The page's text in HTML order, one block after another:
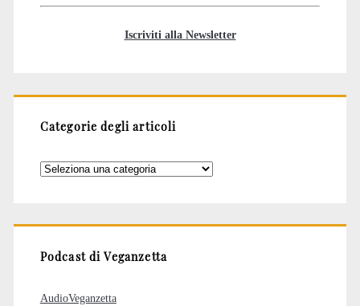
Iscriviti alla Newsletter
Categorie degli articoli
Categorie
Podcast di Veganzetta
AudioVeganzetta